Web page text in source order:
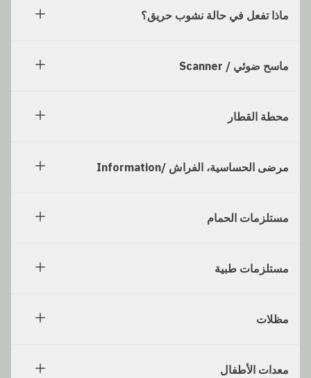
ماذا تفعل في حالة نشوب حريق؟
ماسح ضوئي / Scanner
محطة القطار
مرضى الحساسية، الفراش /Information
مستلزمات الحمام
مستلزمات طبية
مظلات
معدات الأطفال